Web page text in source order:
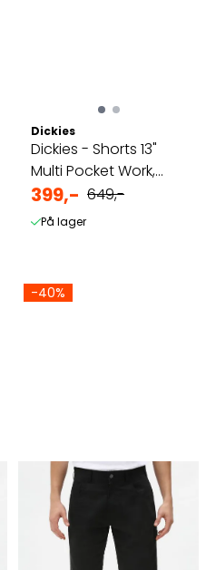
Dickies
Dickies - Shorts 13"
Multi Pocket Work,
Sort Kortbukse
399,- 649,-
På lager
-40%